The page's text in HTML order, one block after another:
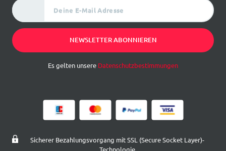
Deine E-Mail Adresse
NEWSLETTER ABONNIEREN
Es gelten unsere Datenschutzbestimmungen
Sicherer Bezahlungsvorgang mit SSL (Secure Socket Layer)-
Technologie